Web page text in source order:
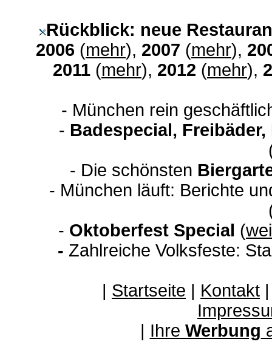
Rückblick: neue
2006 (mehr), 2007 (mehr),
2011 (mehr), 2012 (mehr),
- München rein
- Badespecial,
- Die schönsten
- München läuft: Berichte
- Oktoberfest Special (
- Zahlreiche Volksfeste:
| Startseite | Kontakt
| Ihre Werbung